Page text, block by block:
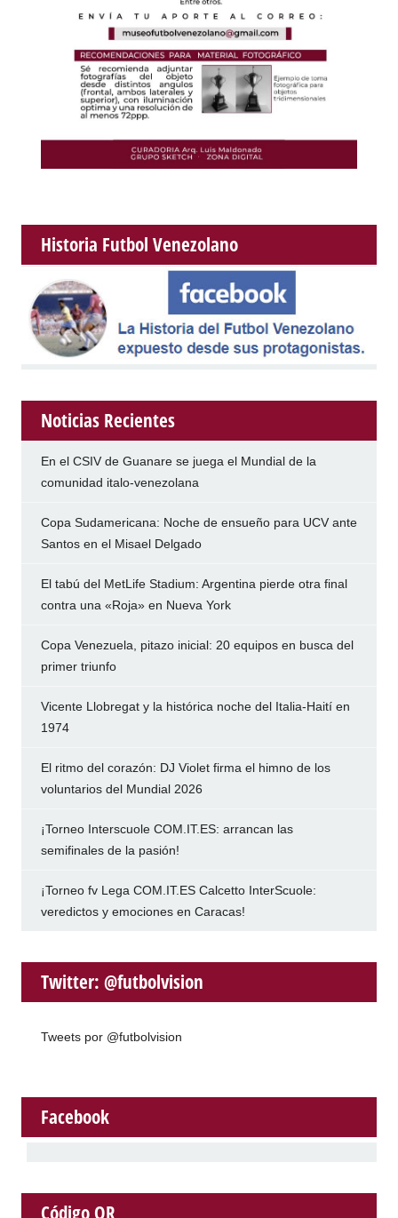
Historia Futbol Venezolano
Noticias Recientes
En el CSIV de Guanare se juega el Mundial de la
comunidad italo-venezolana
Copa Sudamericana: Noche de ensueño para UCV ante
Santos en el Misael Delgado
El tabú del MetLife Stadium: Argentina pierde otra final
contra una «Roja» en Nueva York
Copa Venezuela, pitazo inicial: 20 equipos en busca del
primer triunfo
Vicente Llobregat y la histórica noche del Italia-Haití en
1974
El ritmo del corazón: DJ Violet firma el himno de los
voluntarios del Mundial 2026
¡Torneo Interscuole COM.IT.ES: arrancan las
semifinales de la pasión!
¡Torneo fv Lega COM.IT.ES Calcetto InterScuole:
veredictos y emociones en Caracas!
Twitter: @futbolvision
Tweets por @futbolvision
Facebook
Código QR